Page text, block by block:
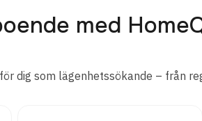
med
dig som lägenhetssökande – från